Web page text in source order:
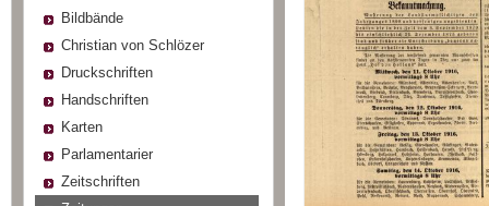
Bildbände
Christian von Schlözer
Druckschriften
Handschriften
Karten
Parlamentarier
Zeitschriften